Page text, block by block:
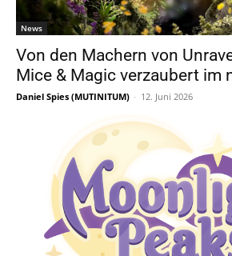
News
Von den Machern von
Mice & Magic verzaubert im
Daniel Spies (MUTINITUM) - 12. Juni 2026